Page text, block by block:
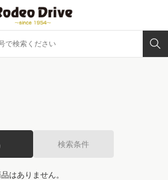
検索条件
はありません。